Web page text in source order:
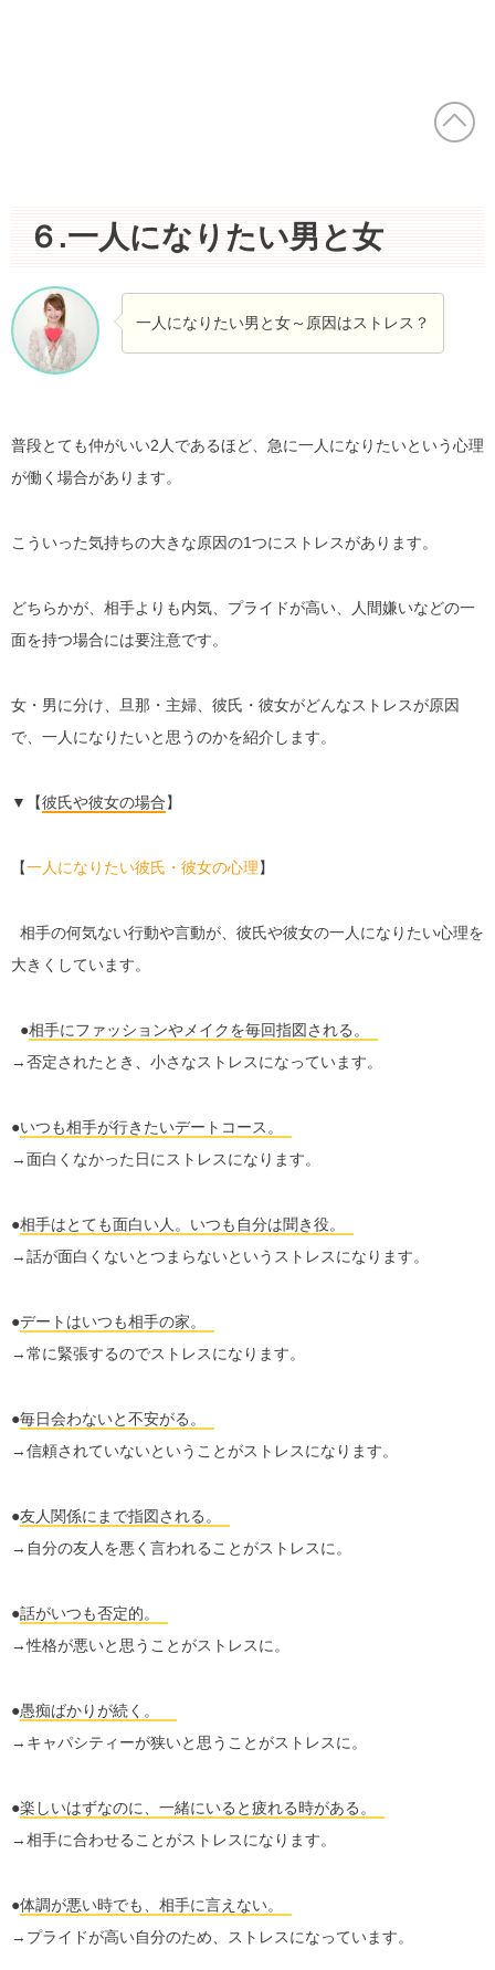
６.一人になりたい男と女
一人になりたい男と女～原因はストレス？
普段とても仲がいい2人であるほど、急に一人になりたいという心理
が働く場合があります。
こういった気持ちの大きな原因の1つにストレスがあります。
どちらかが、相手よりも内気、プライドが高い、人間嫌いなどの一
面を持つ場合には要注意です。
女・男に分け、旦那・主婦、彼氏・彼女がどんなストレスが原因
で、一人になりたいと思うのかを紹介します。
▼【彼氏や彼女の場合】
【一人になりたい彼氏・彼女の心理】
相手の何気ない行動や言動が、彼氏や彼女の一人になりたい心理を
大きくしています。
●相手にファッションやメイクを毎回指図される。
→否定されたとき、小さなストレスになっています。
●いつも相手が行きたいデートコース。
→面白くなかった日にストレスになります。
●相手はとても面白い人。いつも自分は聞き役。
→話が面白くないとつまらないというストレスになります。
●デートはいつも相手の家。
→常に緊張するのでストレスになります。
●毎日会わないと不安がる。
→信頼されていないということがストレスになります。
●友人関係にまで指図される。
→自分の友人を悪く言われることがストレスに。
●話がいつも否定的。
→性格が悪いと思うことがストレスに。
●愚痴ばかりが続く。
→キャパシティーが狭いと思うことがストレスに。
●楽しいはずなのに、一緒にいると疲れる時がある。
→相手に合わせることがストレスになります。
●体調が悪い時でも、相手に言えない。
→プライドが高い自分のため、ストレスになっています。